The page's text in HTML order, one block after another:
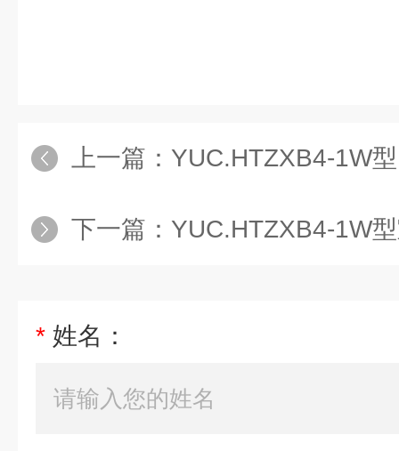
上一篇： YUC.HTZXB4-1W型
下一篇： YUC.HTZXB4-1W型
* 姓名：